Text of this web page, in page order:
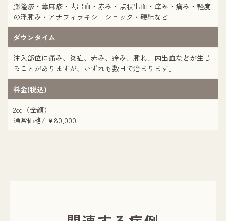
膨隆疹・蕁麻疹・内出血・赤み・点状出血・痒み・痛み・軽度
の浮腫み・アナフィラキシーショック・硬結など
ダウンタイム
注入部位に痛み、炎症、赤み、痒み、腫れ、内出血などが生じ
ることがありますが、いずれも数日で治まります。
料金(税込)
2㏄（全顔）
通常価格/ ¥80,000